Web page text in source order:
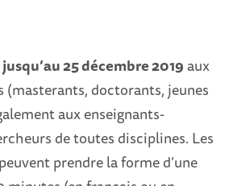
jusqu’au 25 décembre 2019aux
(masterants, doctorants, jeunes
aux enseignants-
de toutes disciplines. Les
prendre la forme d’une